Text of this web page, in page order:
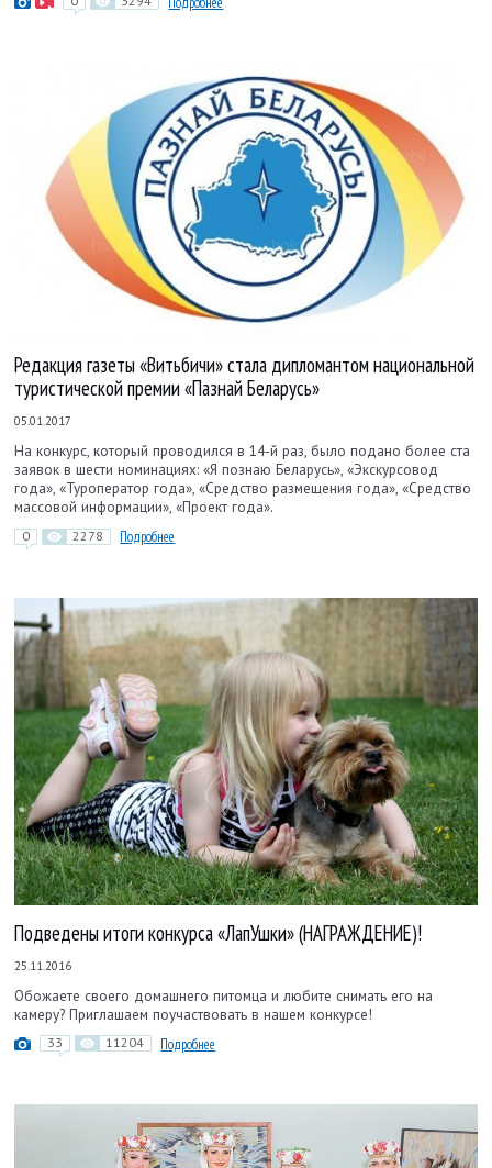
Редакция газеты «Витьбичи» стала дипломантом национальной
туристической премии «Пазнай Беларусь»
05.01.2017
На конкурс, который проводился в 14-й раз, было подано более ста
заявок в шести номинациях: «Я познаю Беларусь», «Экскурсовод
года», «Туроператор года», «Средство размещения года», «Средство
массовой информации», «Проект года».
0 2278 Подробнее
Подведены итоги конкурса «ЛапУшки» (НАГРАЖДЕНИЕ)!
25.11.2016
Обожаете своего домашнего питомца и любите снимать его на
камеру? Приглашаем поучаствовать в нашем конкурсе!
33 11204 Подробнее